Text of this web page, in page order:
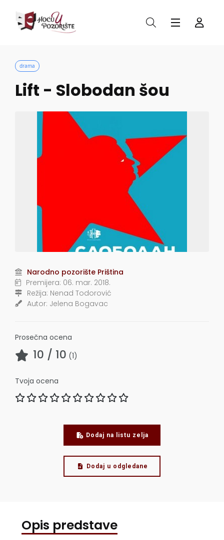
drama
Lift - Slobodan šou
Narodno pozorište Priština
Premijera: 06. mar. 2018.
Režija: Nenad Todorović
Autor: Jelena Bogavac
Prosečna ocena
10 / 10 (1)
Tvoja ocena
Dodaj na listu zelja
Dodaj u odgledane
Opis predstave